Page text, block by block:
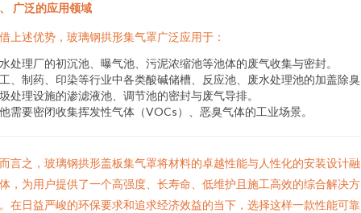
广泛的应用领域
上述优势，玻璃钢拱形集气罩广泛应用于：
处理厂的初沉池、曝气池、污泥浓缩池等池体的废气收集与密封。
、制药、印染等行业中各类酸碱储槽、反应池、废水处理池的加盖除
处理设施的渗滤液池、调节池的密封与废气导排。
需要密闭收集挥发性气体（VOCs）、恶臭气体的工业场景。
言之，玻璃钢拱形盖板集气罩将材料的卓越性能与人性化的安装设计
，为用户提供了一个高强度、长寿命、低维护且施工高效的综合解决方
在日益严峻的环保要求和追求经济效益的当下，选择这样一款性能可